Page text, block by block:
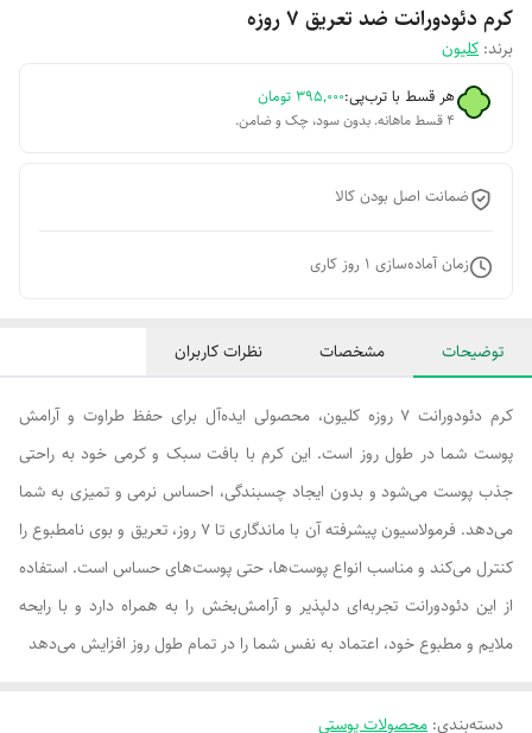
کرم دئودورانت ضد تعریق 7 روزه
برند: کلیون
هر قسط با ترب‌پی:۳۹۵٬۰۰۰ تومان
۴ قسط ماهانه. بدون سود، چک و ضامن.
ضمانت اصل بودن کالا
زمان آماده‌سازی 1 روز کاری
توضیحات مشخصات نظرات کاربران
کرم دئودورانت ۷ روزه کلیون، محصولی ایده‌آل برای حفظ طراوت و آرامش
پوست شما در طول روز است. این کرم با بافت سبک و کرمی خود به راحتی
جذب پوست می‌شود و بدون ایجاد چسبندگی، احساس نرمی و تمیزی به شما
می‌دهد. فرمولاسیون پیشرفته آن با ماندگاری تا ۷ روز، تعریق و بوی نامطبوع را
کنترل می‌کند و مناسب انواع پوست‌ها، حتی پوست‌های حساس است. استفاده
از این دئودورانت تجربه‌ای دلپذیر و آرامش‌بخش را به همراه دارد و با رایحه
ملایم و مطبوع خود، اعتماد به نفس شما را در تمام طول روز افزایش می‌دهد
دسته‌بندی: محصولات پوستی